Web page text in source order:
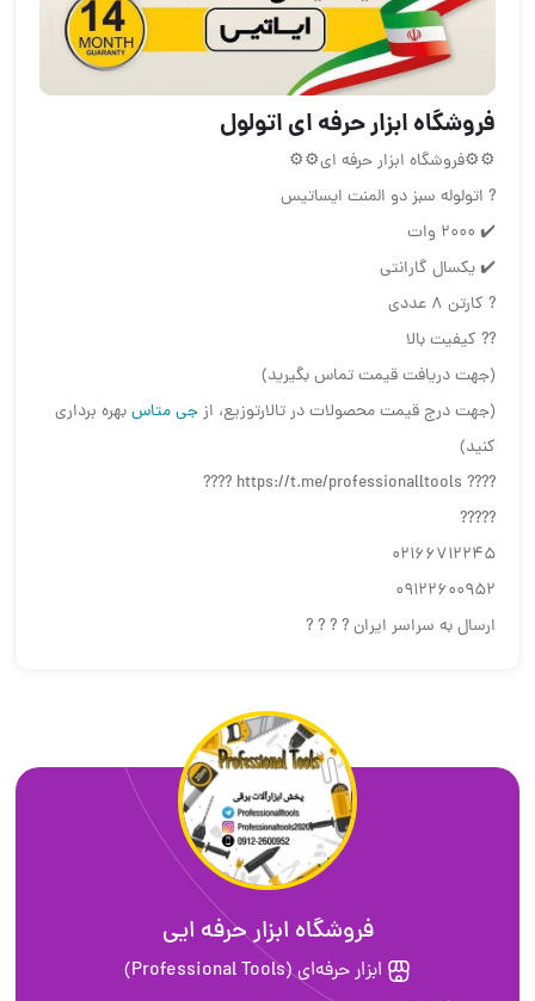
️️فروشگاه ابزار حرفه ای️️ اتولول
⚙️⚙️فروشگاه ابزار حرفه ای⚙️⚙️
? اتولوله سبز دو المنت ایساتیس
✔️ ۲۰۰۰ وات
✔️ یکسال گارانتی
? کارتن ۸ عددی
?? کیفیت بالا
(جهت دریافت قیمت تماس بگیرید)
(جهت درج قیمت محصولات در تالارتوزیع، ازجی متاسبهره برداری
کنید)
???? https://t.me/professionalltools ????
?????
02166712245
09122600952
ارسال به سراسر ایران ? ? ? ?
فروشگاه ابزار حرفه ایی
ابزار حرفه‌ای (Professional Tools)